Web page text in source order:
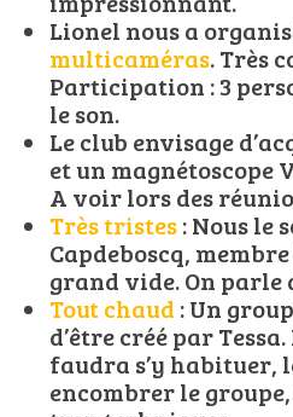
Lionel nous a
multicaméras. Très
Participation : 3
le son.
Le club envisage
et un magnétoscope
A voir lors des
Très tristes: Nous le
Capdeboscq,
grand vide. On parle
Tout chaud : Un
d’être créé par
faudra s’y habituer,
encombrer le